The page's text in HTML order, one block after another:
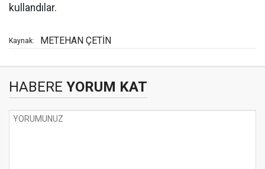
kullandılar.
Kaynak: METEHAN ÇETİN
HABERE YORUM KAT